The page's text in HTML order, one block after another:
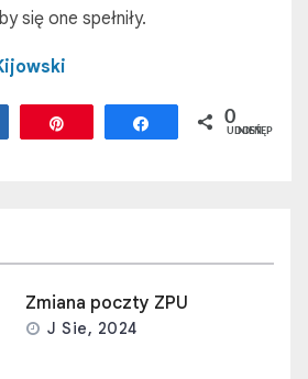
się one spełniły.
Udostępnij Udostępnij
0
UDOSTĘPNIEŃ
Zmiana poczty ZPU
J Sie, 2024